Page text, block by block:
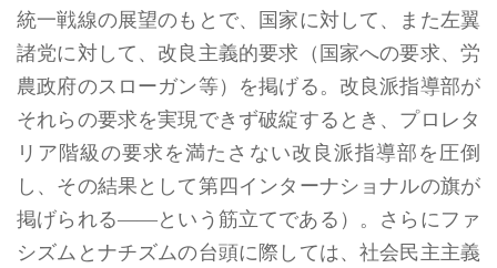
統一戦線の展望のもとで、国家に対して、また左翼
諸党に対して、改良主義的要求（国家への要求、労
農政府のスローガン等）を掲げる。改良派指導部が
それらの要求を実現できず破綻するとき、プロレタ
リア階級の要求を満たさない改良派指導部を圧倒
し、その結果として第四インターナショナルの旗が
掲げられる――という筋立てである）。さらにファ
シズムとナチズムの台頭に際しては、社会民主主義